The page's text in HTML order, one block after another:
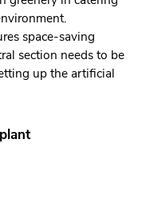
space-saving
section needs to be
up the artificial